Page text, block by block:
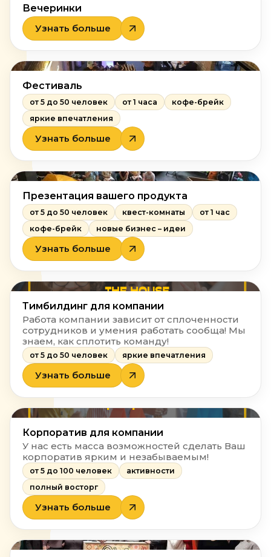
Вечеринки
Узнать больше
Фестиваль
от 5 до 50 человек от 1 часа
кофе-брейк
яркие впечатления
Узнать больше
Презентация вашего продукта
от 5 до 50 человек квест-комнаты
от 1 час
кофе-брейк
новые бизнес – идеи
Узнать больше
Тимбилдинг для компании
Работа компании зависит от сплоченности
сотрудников и умения работать сообща! Мы
знаем, как сплотить команду!
от 5 до 50 человек яркие впечатления
Узнать больше
Корпоратив для компании
У нас есть масса возможностей сделать Ваш
корпоратив ярким и незабываемым!
от 5 до 100 человек
активности
полный восторг
Узнать больше